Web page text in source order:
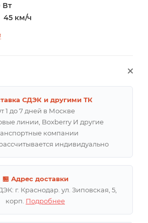
Вт
45 км/ч
СДЭК и другими ТК
1 до 7 дней в Москве
линии, Boxberry И другие
компании
индивидуально
🏪 Адрес доставки
г. Краснодар. ул. Зиповская, 5,
корп. Подробнее